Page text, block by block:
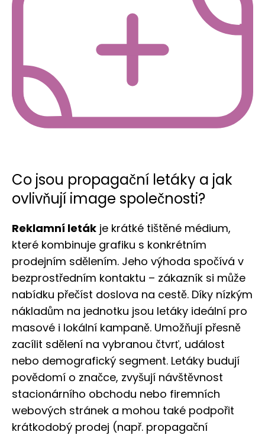
Co jsou propagační letáky a jak
ovlivňují image společnosti?
Reklamní leták je krátké tištěné médium,
které kombinuje grafiku s konkrétním
prodejním sdělením. Jeho výhoda spočívá v
bezprostředním kontaktu – zákazník si může
nabídku přečíst doslova na cestě. Díky nízkým
nákladům na jednotku jsou letáky ideální pro
masové i lokální kampaně. Umožňují přesně
zacílit sdělení na vybranou čtvrť, událost
nebo demografický segment. Letáky budují
povědomí o značce, zvyšují návštěvnost
stacionárního obchodu nebo firemních
webových stránek a mohou také podpořit
krátkodobý prodej (např. propagační